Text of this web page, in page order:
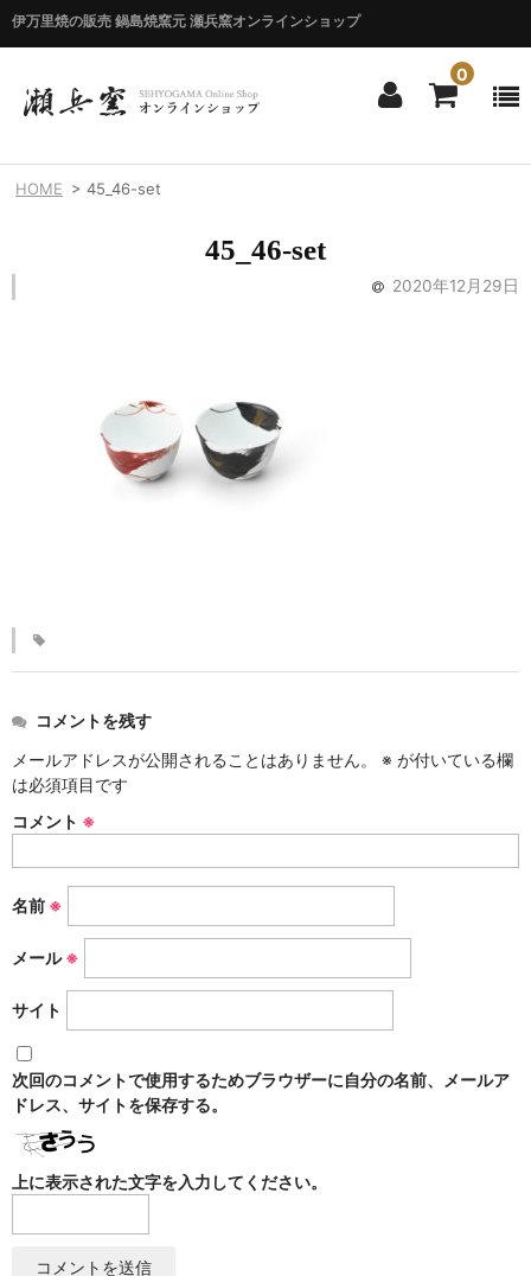
伊万里焼の販売 鍋島焼窯元 瀬兵窯オンラインショップ
0
ホーム
エマシリーズ
HAKEME
SILVER
デルフト伊万里シリーズ
風雅シリーズ
FUGA
いちごシリーズ
STRAWBERRY
PETAL
SOMENISHIKI-GRAPES
HOME > 45_46-set
45_46-set
2020年12月29日
コメントを残す
メールアドレスが公開されることはありません。
※ が付いている欄
は必須項目です
コメント ※
名前 ※
メール※
サイト
次回のコメントで使用するためブラウザーに自分の名前、メールア
ドレス、サイトを保存する。
上に表示された文字を入力してください。